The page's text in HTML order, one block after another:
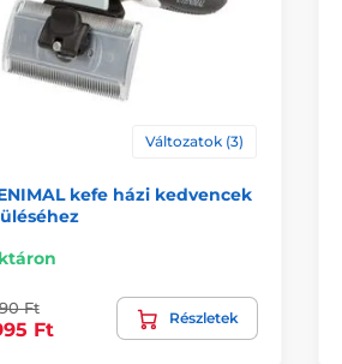
Változatok (3)
kefe házi kedvencek
Ft
Ft
Részletek